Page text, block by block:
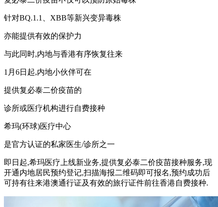
针对BQ.1.1、XBB等新兴变异毒株
亦能提供有效的保护力
与此同时,内地与香港有序恢复往来
1月6日起,内地小伙伴可在
提供复必泰二价疫苗的
诊所或医疗机构进行自费接种
希玛(环球)医疗中心
是官方认证的私家医生/诊所之一
即日起,希玛医疗上线新业务,提供复必泰二价疫苗接种服务,现
开通内地居民预约登记,扫描海报二维码即可报名,预约成功后
可持有往来港澳通行证及有效的旅行证件前往香港自费接种.